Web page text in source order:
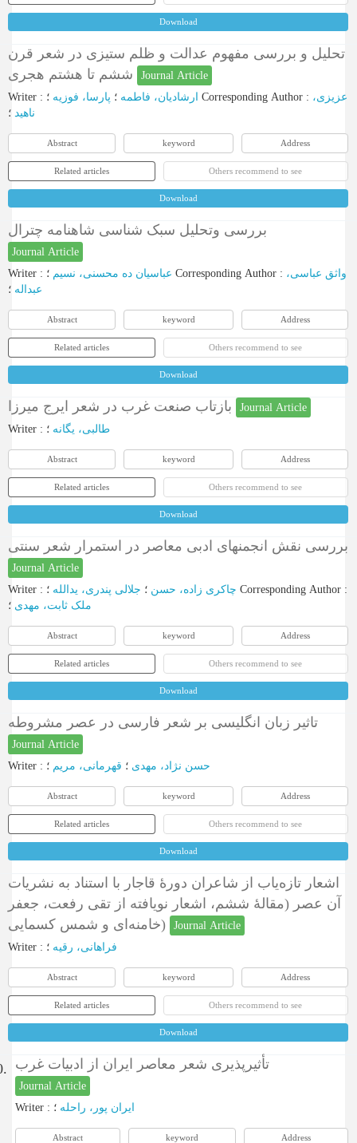
Download
تحلیل و بررسی مفهوم عدالت و ظلم ستیزی در شعر قرن
Journal Article
Writer : ارشادیان، فاطمه ؛ پارسا، فوزیه Corresponding Author : عزیزی،
ناهید ؛
Abstract keyword Address
Related articles Others recommend to see
Download
بررسی وتحلیل سبک شناسی شاهنامه چترال
Journal Article
Writer : عباسیان ده محسنی، نسیم Corresponding Author : واثق عباسی،
عبداله ؛
Abstract keyword Address
Related articles Others recommend to see
Download
Journal Article
Writer : طالبی، یگانه ؛
Abstract keyword Address
Related articles Others recommend to see
Download
بررسی نقش انجمنهای ادبی معاصر در استمرار شعر سنتی
Journal Article
Writer : چاکری زاده، حسن ؛ جلالی پندری، یدالله Corresponding Author :
ملک ثابت، مهدی ؛
Abstract keyword Address
Related articles Others recommend to see
Download
تاثیر زبان انگلیسی بر شعر فارسی در عصر مشروطه
Journal Article
Writer : حسن نژاد، مهدی ؛ قهرمانی، مریم ؛
Abstract keyword Address
Related articles Others recommend to see
Download
اشعار تازه‌یاب از شاعران دورۀ قاجار با استناد به نشریات
آن عصر (مقالۀ ششم، اشعار نویافته از تقی رفعت، جعفر
خامنه‌ای و شمس کسمایی)
Journal Article
Writer : فراهانی، رقیه ؛
Abstract keyword Address
Related articles Others recommend to see
Download
تأثیرپذیری شعر معاصر ایران از ادبیات غرب
Journal Article
Writer : ایران پور، راحله ؛
Abstract keyword Address